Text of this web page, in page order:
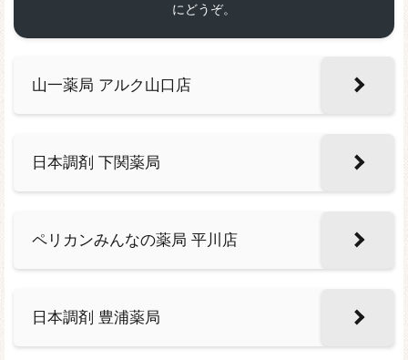
にどうぞ。
山一薬局 アルク山口店
日本調剤 下関薬局
ペリカンみんなの薬局 平川店
日本調剤 豊浦薬局